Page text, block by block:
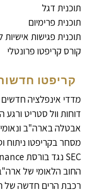
תוכנית דגל
תוכנית פרימיום
תוכנית פגישות
קורס קריפטו פרונטלי
קריפטו
מדדי אינפלציה חדשים
דוחות וול סטריט
אבטלה בארה"ב
מסחר בקריפטו ניתוח
SEC נגד בורסת Binance
החוב הלאומי של
רכבת הרים חדשה של